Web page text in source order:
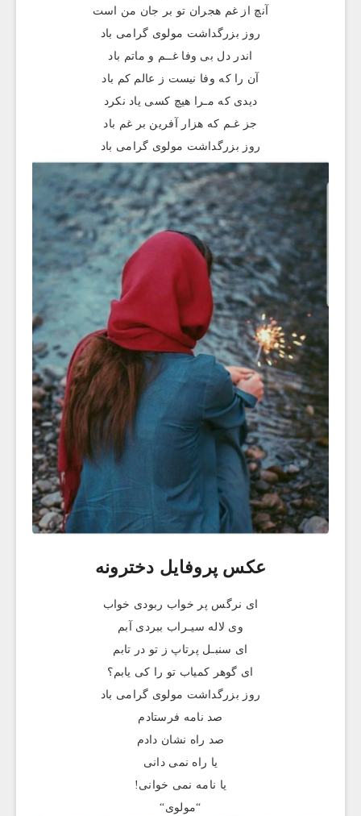
آنچ از غم هجران تو بر جان من است
روز بزرگداشت مولوی گرامی باد
اندر دل بی وفا غــم و ماتم باد
آن را که وفا نیست ز عالم کم باد
دیدی که مـرا هیچ کسی یاد نکرد
جز غـم که هزار آفرین بر غم باد
روز بزرگداشت مولوی گرامی باد
عکس پروفایل دخترونه
ای نرگس پر خواب ربودی خواب
وی لاله سیـراب ببردی آبم
ای سنبـل پرتاپ ز تو در تابم
ای گوهر کمیاب تو را کی یابم؟
روز بزرگداشت مولوی گرامی باد
صد نامه فرستادم
صد راه نشان دادم
یا راه نمی دانی
یا نامه نمی خوانی!
“مولوی“